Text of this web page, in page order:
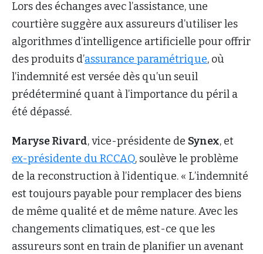
Lors des échanges avec l’assistance, une
courtière suggère aux assureurs d’utiliser les
algorithmes d’intelligence artificielle pour offrir
des produits d’assurance paramétrique, où
l’indemnité est versée dès qu’un seuil
prédéterminé quant à l’importance du péril a
été dépassé.
Maryse Rivard, vice-présidente de Synex, et
ex-présidente du RCCAQ, soulève le problème
de la reconstruction à l’identique. « L’indemnité
est toujours payable pour remplacer des biens
de même qualité et de même nature. Avec les
changements climatiques, est-ce que les
assureurs sont en train de planifier un avenant